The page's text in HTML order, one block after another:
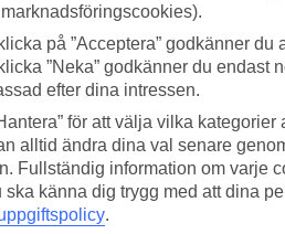
på ”Acceptera” godkänner
”Neka” godkänner du
efter dina intressen.
för att välja vilka
alltid ändra dina val senare
Fullständig information om varje
ska känna dig trygg med att dina
.